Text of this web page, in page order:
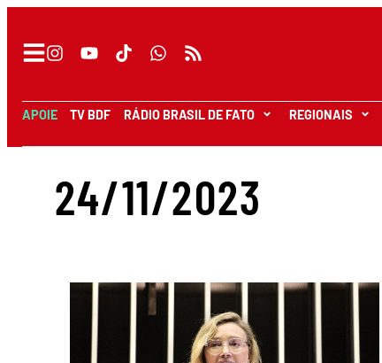
APOIE TV BDF RÁDIO BRASIL DE FATO REGIONAIS
24/11/2023